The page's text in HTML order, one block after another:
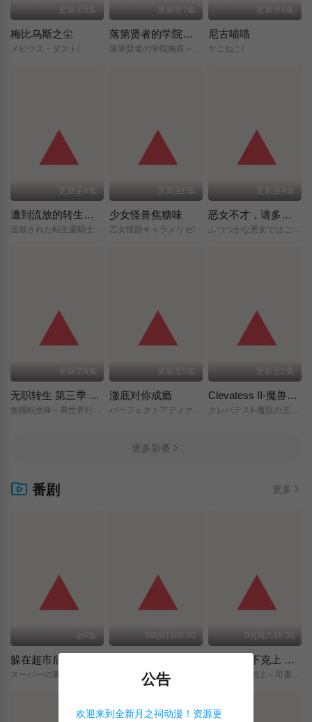
更新至5集
梅比乌斯之尘
メビウス・ダスト/
更新至7集
落第贤者的学院无双～第二次转生的S级开外挂魔术师冒险录～
落第賢者の学院無双～二度目の転生、Sランクチート魔術師冒険録～/
更新至6集
尼古喵喵
ヤニねこ/
更新至6集
遭到流放的转生重骑士凭借游戏知识大开无双
追放された転生重騎士はゲーム知識で無双する/
更新至6集
少女怪兽焦糖味
乙女怪獣キャラメリゼ/
更新至4集
恶女不才，请多关照 ～雏宫蝶鼠换身传～
ふつつかな悪女ではございますが/～雛宮蝶鼠とりかえ伝～/
更新至6集
无职转生 第三季 ～到了异世界就拿出真本事～
無職転生Ⅲ/～異世界行ったら本気だす～/
更新至5集
澈底对你成瘾
パーフェクトアディクション/
更新至5集
Clevatess II-魔兽之王与虚假的勇者传承-
クレバテスⅡ-魔獣の王と偽りの勇者伝承-/
更多新番
番剧 更多
全6集 09|周日00:00 09|周六18:00
小书痴的下克上 〜为了成为图书管理员而不择手段〜 领主的养女
公告
欢迎来到全新月之祠动漫！资源更